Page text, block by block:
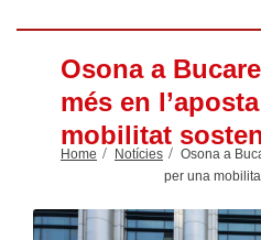
Osona a
més en
mobilitat
Home Notícies
Osona a
per una